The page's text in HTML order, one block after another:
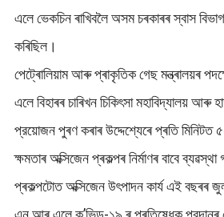
এলে ভেকচিন ৰাখিবলৈ অসম চৰকাৰৰ স্বাস
কৰিছিল।
পেট্ৰোলিয়াম আৰু প্ৰাকৃতিক গেছ মন্ত্ৰালয়ৰ
এলে বিহাৰৰ চাৰিখন চিকিৎসা মহাবিদ্যালয় আৰু
প্রয়োজন পুৰণ কৰাৰ উদ্দেশ্যেৰে প্ৰতি মিনিটত
ক্ষমতাৰ অক্সিজেন প্ৰকল্পৰ নিৰ্মাণৰ বাবে
প্ৰকল্পটোত অক্সিজেন উৎপাদন কাৰ্য এই বছৰৰ